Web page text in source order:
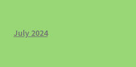
July 2024